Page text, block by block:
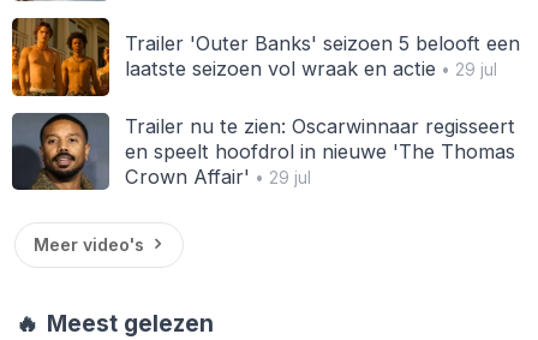
Trailer 'Outer Banks' seizoen 5 belooft een
laatste seizoen vol wraak en actie • 29 jul
Trailer nu te zien: Oscarwinnaar regisseert
en speelt hoofdrol in nieuwe 'The Thomas
Crown Affair' • 29 jul
Meer video's
🔥 Meest gelezen